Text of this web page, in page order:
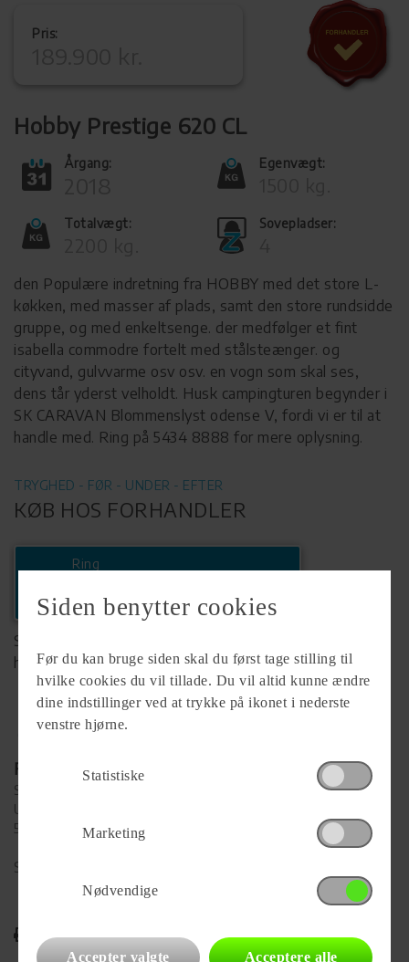
Pris:
Hobby Prestige 620 CL
Årgang: Egenvægt:
Totalvægt: Sovepladser:
den Populære indretning fra HOBBY med det store L-
køkken, med masser af plads, samt den store rundsidde
gruppe, og med enkeltsenge. der medfølger et fint
isabella commodre fortelt med stålsteænger. og
cityvand, gulvvarme osv osv. en vogn som skal ses,
dens tår yderst velholdt. Husk campingturen begynder i
SK CARAVAN Blommenslyst odense V, fordi vi er til at
handle med. Ring på 5434 8888 for mere oplysning.
TRYGHED - FØR - UNDER - EFTER
KØB HOS FORHANDLER
Ring
+45 54348888
Se komplet info på forhandlerens
hjemmeside
Forhandler
SK Caravan Blommenslyst
Ubberudvej 121
5491 Blommenslyst
Se alle
Udskriv
Siden benytter cookies
Før du kan bruge siden skal du først tage stilling til
hvilke cookies du vil tillade. Du vil altid kunne ændre
dine indstillinger ved at trykke på ikonet i nederste
venstre hjørne.
Statistiske
Marketing
Nødvendige
Accepter valgte Acceptere alle